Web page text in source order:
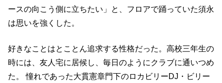
ースの向こう側に立ちたい」と、フロアで踊っていた須永
は思いを強くした。
好きなことはとことん追求する性格だった。高校三年生の
時には、友人宅に居候し、毎日のようにクラブに通いつめ
た。 憧れであった大貫憲章門下のロカビリーDJ・ビリー